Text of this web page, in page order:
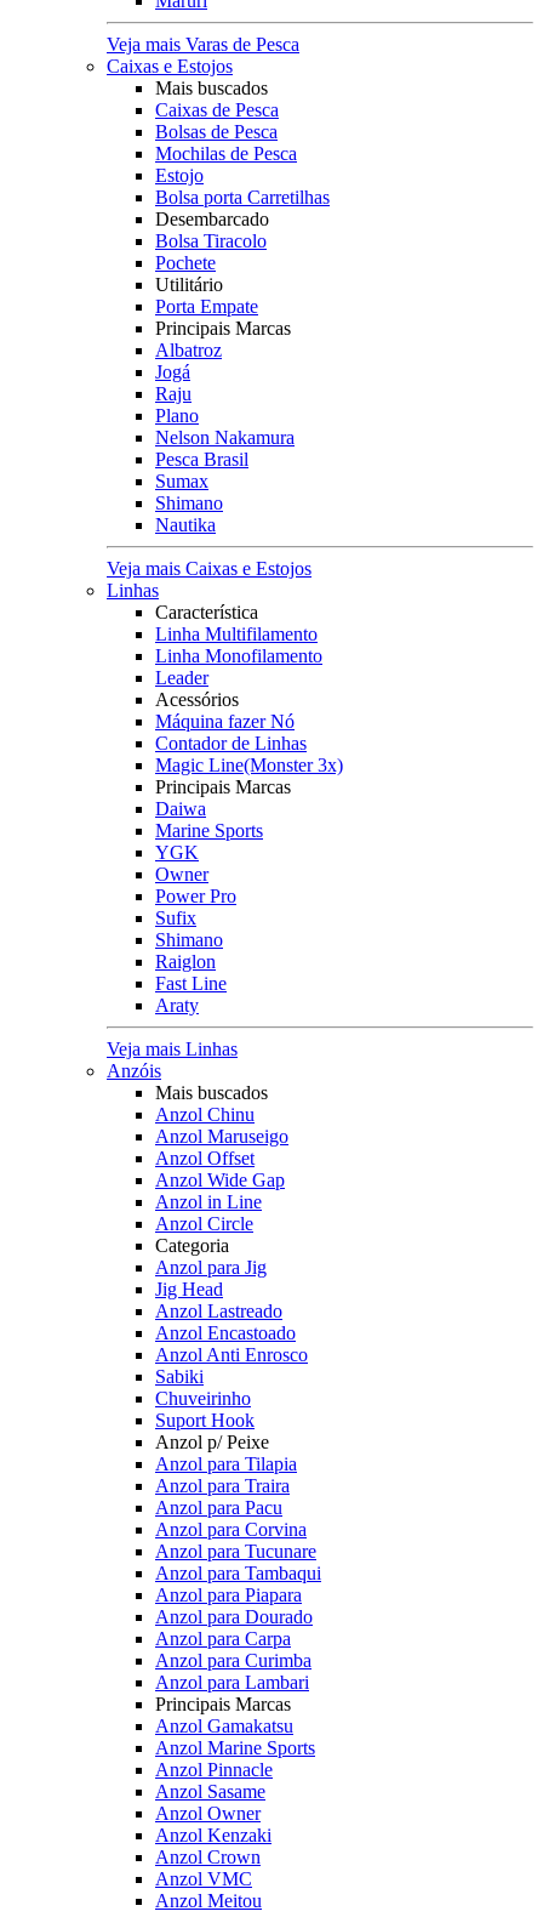
Veja mais Varas de Pesca
Caixas e Estojos
Mais buscados
Caixas de Pesca
Bolsas de Pesca
Mochilas de Pesca
Estojo
Bolsa porta Carretilhas
Desembarcado
Bolsa Tiracolo
Pochete
Utilitário
Porta Empate
Principais Marcas
Albatroz
Jogá
Raju
Plano
Nelson Nakamura
Pesca Brasil
Sumax
Shimano
Nautika
Veja mais Caixas e Estojos
Linhas
Característica
Linha Multifilamento
Linha Monofilamento
Leader
Acessórios
Máquina fazer Nó
Contador de Linhas
Magic Line(Monster 3x)
Principais Marcas
Daiwa
Marine Sports
YGK
Owner
Power Pro
Sufix
Shimano
Raiglon
Fast Line
Araty
Veja mais Linhas
Anzóis
Mais buscados
Anzol Chinu
Anzol Maruseigo
Anzol Offset
Anzol Wide Gap
Anzol in Line
Anzol Circle
Categoria
Anzol para Jig
Jig Head
Anzol Lastreado
Anzol Encastoado
Anzol Anti Enrosco
Sabiki
Chuveirinho
Suport Hook
Anzol p/ Peixe
Anzol para Tilapia
Anzol para Traira
Anzol para Pacu
Anzol para Corvina
Anzol para Tucunare
Anzol para Tambaqui
Anzol para Piapara
Anzol para Dourado
Anzol para Carpa
Anzol para Curimba
Anzol para Lambari
Principais Marcas
Anzol Gamakatsu
Anzol Marine Sports
Anzol Pinnacle
Anzol Sasame
Anzol Owner
Anzol Kenzaki
Anzol Crown
Anzol VMC
Anzol Meitou